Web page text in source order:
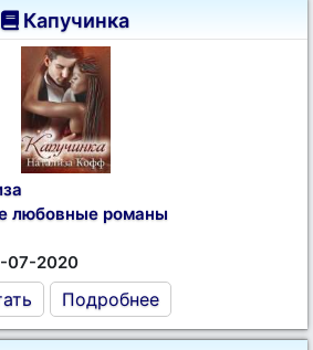
Капучинка
любовные романы
07-2020
Подробнее